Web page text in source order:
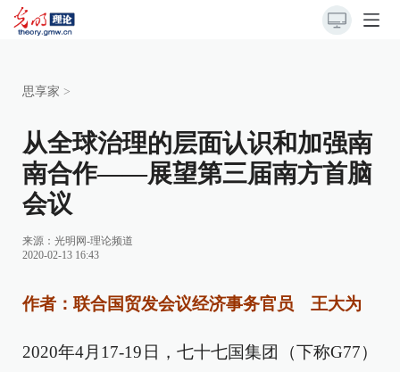
思享家 >
从全球治理的层面认识和加强南
南合作——展望第三届南方首脑
会议
来源： 光明网-理论频道
2020-02-13 16:43
作者：联合国贸发会议经济事务官员 王大为
2020年4月17-19日，七十七国集团（下称G77）